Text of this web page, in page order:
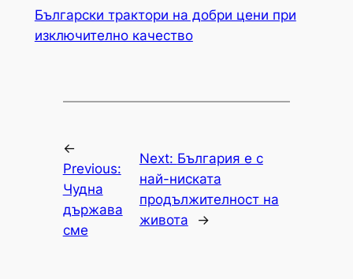
Български трактори на добри цени при
изключително качество
←
Previous:
Чудна
държава
сме
Next: България е с
най-ниската
продължителност на
живота
→